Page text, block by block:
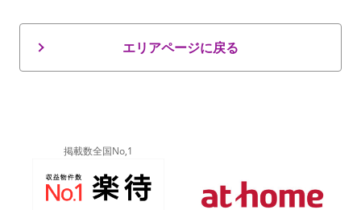
エリアページに戻る
掲載数全国No,1